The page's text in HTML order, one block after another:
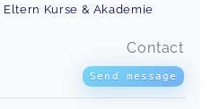
Kurse & Akademie
Contact
Send message